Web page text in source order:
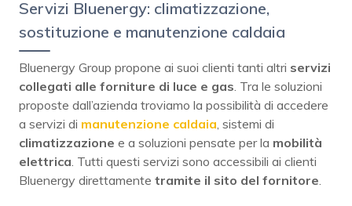
Servizi Bluenergy: climatizzazione,
sostituzione e manutenzione caldaia
Bluenergy Group propone ai suoi clienti tanti altri servizi
collegati alle forniture di luce e gas. Tra le soluzioni
proposte dall’azienda troviamo la possibilità di accedere
a servizi di manutenzione caldaia, sistemi di
climatizzazione e a soluzioni pensate per la mobilità
elettrica. Tutti questi servizi sono accessibili ai clienti
Bluenergy direttamente tramite il sito del fornitore.